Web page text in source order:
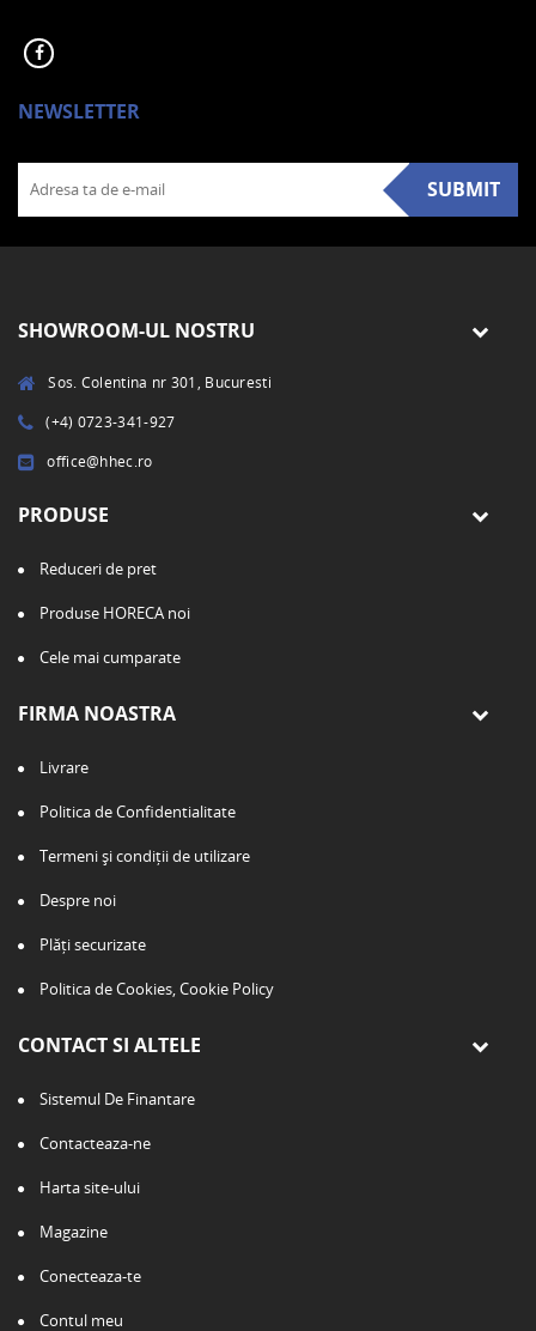
NEWSLETTER
SUBMIT
SHOWROOM-UL NOSTRU
Sos. Colentina nr 301, Bucuresti
(+4) 0723-341-927
office@hhec.ro
PRODUSE
Reduceri de pret
Produse HORECA noi
Cele mai cumparate
FIRMA NOASTRA
Livrare
Politica de Confidentialitate
Termeni și condiții de utilizare
Despre noi
Plăți securizate
Politica de Cookies, Cookie Policy
CONTACT SI ALTELE
Sistemul De Finantare
Contacteaza-ne
Harta site-ului
Magazine
Conecteaza-te
Contul meu